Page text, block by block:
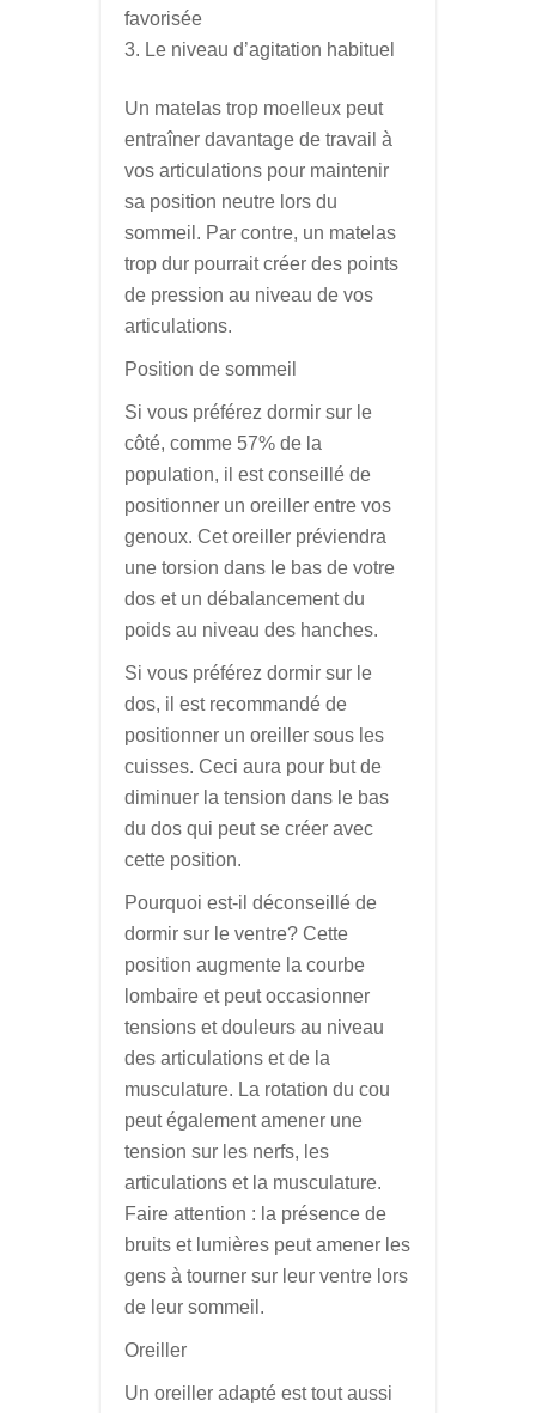
favorisée
Le niveau d’agitation habituel
Un matelas trop moelleux peut
entraîner davantage de travail à
vos articulations pour maintenir
sa position neutre lors du
sommeil. Par contre, un matelas
trop dur pourrait créer des points
de pression au niveau de vos
articulations.
Position de sommeil
Si vous préférez dormir sur le
côté, comme 57% de la
population, il est conseillé de
positionner un oreiller entre vos
genoux. Cet oreiller préviendra
une torsion dans le bas de votre
dos et un débalancement du
poids au niveau des hanches.
Si vous préférez dormir sur le
dos, il est recommandé de
positionner un oreiller sous les
cuisses. Ceci aura pour but de
diminuer la tension dans le bas
du dos qui peut se créer avec
cette position.
Pourquoi est-il déconseillé de
dormir sur le ventre? Cette
position augmente la courbe
lombaire et peut occasionner
tensions et douleurs au niveau
des articulations et de la
musculature. La rotation du cou
peut également amener une
tension sur les nerfs, les
articulations et la musculature.
Faire attention : la présence de
bruits et lumières peut amener les
gens à tourner sur leur ventre lors
de leur sommeil.
Oreiller
Un oreiller adapté est tout aussi